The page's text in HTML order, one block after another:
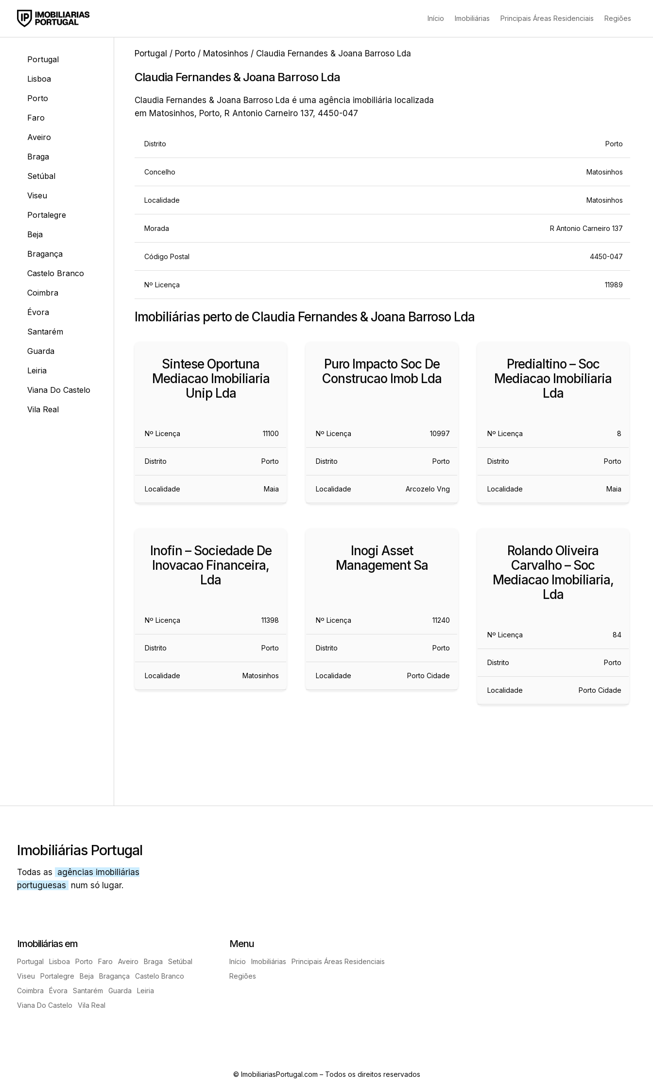
Início Imobiliárias Principais Áreas Residenciais Regiões
Portugal
Lisboa
Porto
Faro
Aveiro
Braga
Setúbal
Viseu
Portalegre
Beja
Bragança
Castelo Branco
Coimbra
Évora
Santarém
Guarda
Leiria
Viana Do Castelo
Vila Real
Portugal / Porto/ Matosinhos / Claudia Fernandes & Joana Barroso Lda
Claudia Fernandes & Joana Barroso Lda
Claudia Fernandes & Joana Barroso Lda é uma agência imobiliária localizada
em Matosinhos, Porto, R Antonio Carneiro 137, 4450-047
Distrito Porto
Concelho Matosinhos
Localidade Matosinhos
Morada R Antonio Carneiro 137
Código Postal 4450-047
Nº Licença 11989
Imobiliárias perto de Claudia Fernandes & Joana Barroso Lda
Sintese Oportuna
Mediacao Imobiliaria
Unip Lda
Nº Licença 11100
Distrito Porto
Localidade Maia
Puro Impacto Soc De
Construcao Imob Lda
Nº Licença 10997
Distrito Porto
Localidade Arcozelo Vng
Predialtino – Soc
Mediacao Imobiliaria
Lda
Nº Licença 8
Distrito Porto
Localidade Maia
Inofin – Sociedade De
Inovacao Financeira,
Lda
Nº Licença 11398
Distrito Porto
Localidade Matosinhos
Inogi Asset
Management Sa
Nº Licença 11240
Distrito Porto
Localidade Porto Cidade
Rolando Oliveira
Carvalho – Soc
Mediacao Imobiliaria,
Lda
Nº Licença 84
Distrito Porto
Localidade Porto Cidade
Imobiliárias Portugal
Todas as agências imobiliárias
portuguesas num só lugar.
Imobiliárias em
Portugal Lisboa Porto Faro Aveiro Braga
Setúbal
Viseu
Portalegre Beja Bragança
Castelo Branco
Coimbra
Évora Santarém Guarda
Leiria
Viana Do Castelo
Vila Real
Menu
Início Imobiliárias
Principais Áreas Residenciais
Regiões
© ImobiliariasPortugal.com – Todos os direitos reservados